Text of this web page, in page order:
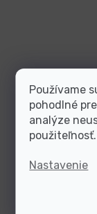
Používame
pohodlné
analýze
Nastavenie